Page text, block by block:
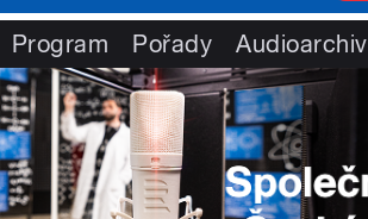
Program Pořady Audioarchiv